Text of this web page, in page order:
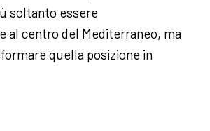
soltanto essere
al centro del Mediterraneo, ma
quella posizione in